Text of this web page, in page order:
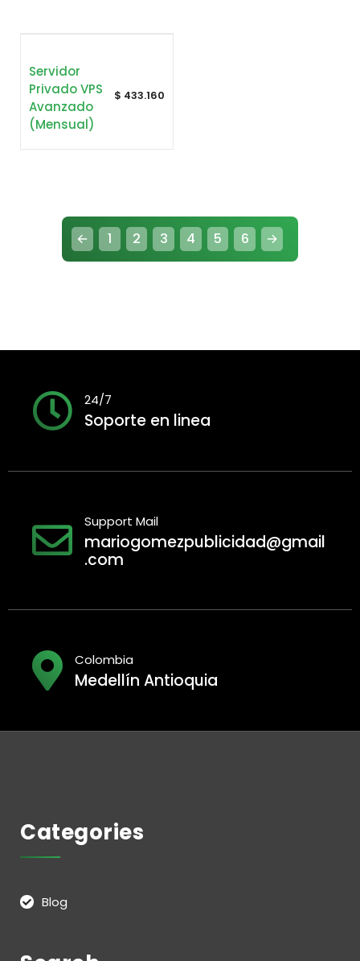
Servidor
Privado VPS
Avanzado
(mensual)
$ 433.160
← 1 2 3 4 5 6 →
24/7
Soporte en linea
Support Mail
mariogomezpublicidad@gmail
.com
Colombia
Medellín Antioquia
Categories
Blog